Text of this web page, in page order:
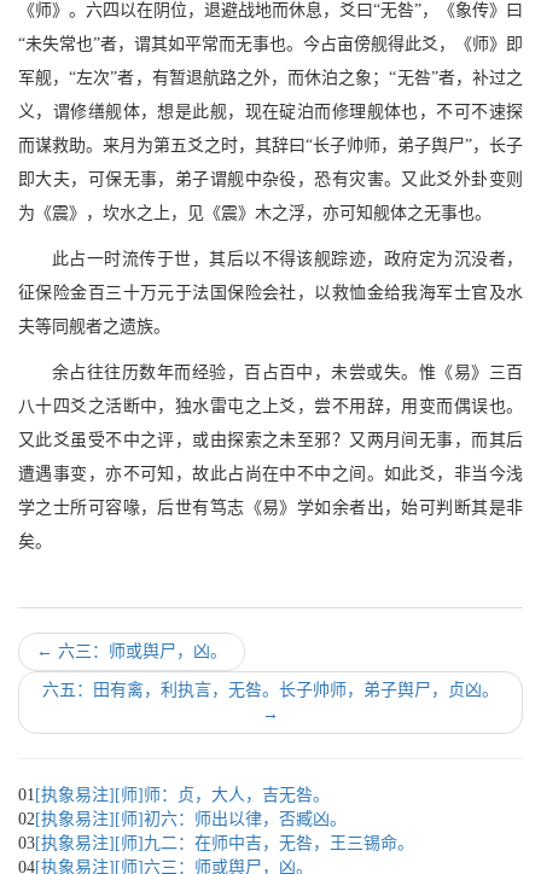
《师》。六四以在阴位，退避战地而休息，爻曰“无咎”，《象传》曰
“未失常也”者，谓其如平常而无事也。今占亩傍舰得此爻，《师》即
军舰，“左次”者，有暂退航路之外，而休泊之象；“无咎”者，补过之
义，谓修缮舰体，想是此舰，现在碇泊而修理舰体也，不可不速探
而谋救助。来月为第五爻之时，其辞曰“长子帅师，弟子舆尸”，长子
即大夫，可保无事，弟子谓舰中杂役，恐有灾害。又此爻外卦变则
为《震》，坎水之上，见《震》木之浮，亦可知舰体之无事也。
此占一时流传于世，其后以不得该舰踪迹，政府定为沉没者，
征保险金百三十万元于法国保险会社，以救恤金给我海军士官及水
夫等同舰者之遗族。
余占往往历数年而经验，百占百中，未尝或失。惟《易》三百
八十四爻之活断中，独水雷屯之上爻，尝不用辞，用变而偶误也。
又此爻虽受不中之评，或由探索之未至邪？又两月间无事，而其后
遭遇事变，亦不可知，故此占尚在中不中之间。如此爻，非当今浅
学之士所可容喙，后世有笃志《易》学如余者出，始可判断其是非
矣。
← 六三：师或舆尸，凶。
六五：田有禽，利执言，无咎。长子帅师，弟子舆尸，贞凶。
→
01 [执象易注][师]师：贞，大人，吉无咎。
02[执象易注][师]初六：师出以律，否臧凶。
03[执象易注][师]九二：在师中吉，无咎，王三锡命。
04[执象易注][师]六三：师或舆尸，凶。